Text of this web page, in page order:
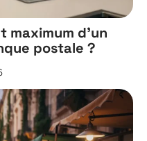
maximum d’un
postale ?